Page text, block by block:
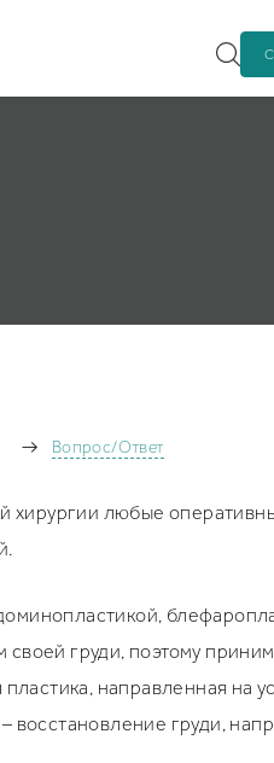
Вопрос/Ответ
хирургии любые
груди, поэтому
направленная на
восстановление груди,